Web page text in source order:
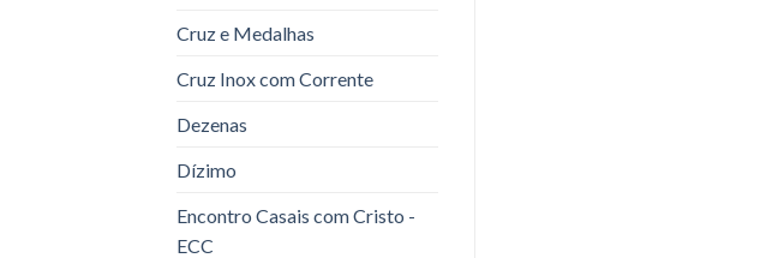
Cruz e Medalhas
Cruz Inox com Corrente
Dezenas
Dízimo
Encontro Casais com Cristo -
ECC